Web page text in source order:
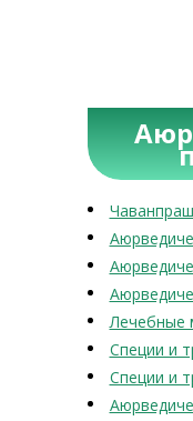
Лечебные
Специи и
Специи и